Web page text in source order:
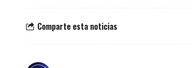
Comparte esta noticias